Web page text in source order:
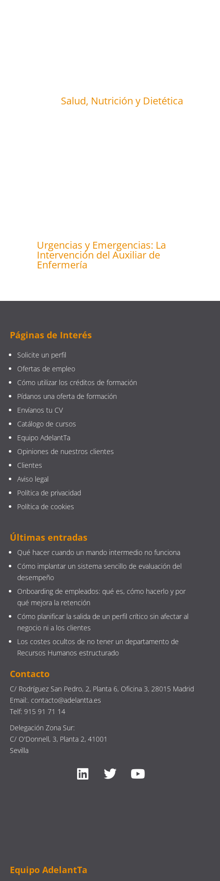
Salud, Nutrición y Dietética
Urgencias y Emergencias: La
Intervención del Auxiliar de
Enfermería
Páginas de Interés
Solicite un perfil
Ofertas de empleo
Cómo utilizar los créditos de formación
Pídanos una oferta de formación
Envíanos tu CV
Catálogo de cursos
Equipo AdelantTa
Opiniones de nuestros clientes
Clientes
Aviso legal
Política de privacidad
Política de cookies
Últimas entradas
Qué hacer cuando un mando intermedio no funciona
Cómo implantar un sistema sencillo de evaluación del
desempeño
Onboarding de empleados: qué es, cómo hacerlo y por
qué mejora la retención
Cómo planificar la salida de un perfil crítico sin afectar al
negocio ni a los clientes
Los costes ocultos de no tener un departamento de
Recursos Humanos estructurado
Contacto
C/ Rodríguez San Pedro, 2, Planta 6, Oficina 3, 28015 Madrid
Email:. contacto@adelantta.es
Telf: 915 91 71 14
Delegación Zona Sur:
C/ O'Donnell, 3, Planta 2, 41001
Sevilla
Equipo AdelantTa